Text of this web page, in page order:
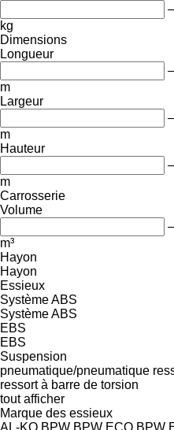
–
kg
Dimensions
Longueur
–
m
Largeur
–
m
Hauteur
–
m
Carrosserie
Volume
–
m³
Hayon
Hayon
Essieux
Système ABS
Système ABS
EBS
EBS
Suspension
pneumatique/pneumatique
ressort à barre de torsion
tout afficher
Marque des essieux
AL-KO BPW BPW ECO BPW